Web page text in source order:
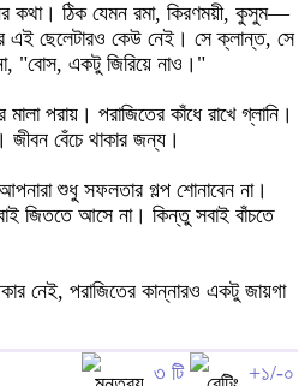
কথা। ঠিক যেমন রমা, কিরণময়ী, কুসুম—
এই ছেলেটারও কেউ নেই। সে ক্লান্ত, সে
"বোস, একটু জিরিয়ে নাও।"
পরায়। পরাজিতের কাঁধে রাখে গ্লানি।
বেঁচে থাকার জন্য।
শুধু সফলতার গল্প শোনাবেন না।
জিততে আসে না। কিন্তু সবাই বাঁচতে
নেই, পরাজিতের কান্নারও একটু জায়গা
৩ টি +১/-০